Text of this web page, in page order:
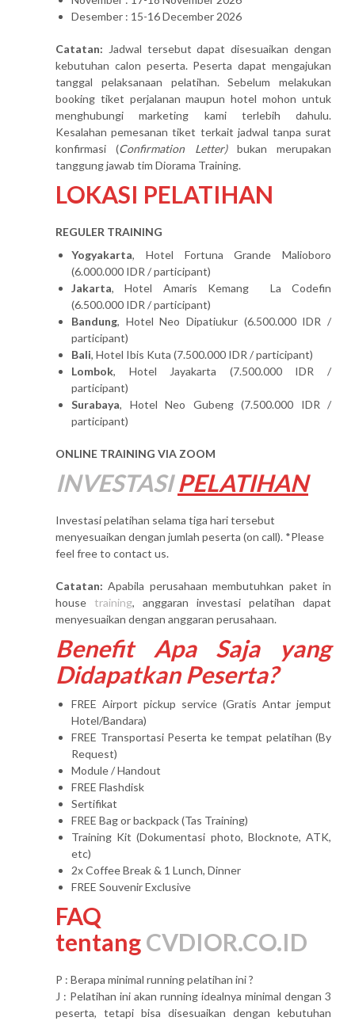
Desember : 15-16 December 2026
Catatan: Jadwal tersebut dapat disesuaikan dengan
kebutuhan calon peserta. Peserta dapat mengajukan
tanggal pelaksanaan pelatihan. Sebelum melakukan
booking tiket perjalanan maupun hotel mohon untuk
menghubungi marketing kami terlebih dahulu.
Kesalahan pemesanan tiket terkait jadwal tanpa surat
konfirmasi (Confirmation Letter)bukan merupakan
tanggung jawab tim Diorama Training.
LOKASI PELATIHAN
REGULER TRAINING
Yogyakarta, Hotel Fortuna Grande Malioboro
(6.000.000 IDR / participant)
Jakarta, Hotel Amaris Kemang La Codefin
(6.500.000 IDR / participant)
Bandung, Hotel Neo Dipatiukur (6.500.000 IDR /
participant)
Bali, Hotel Ibis Kuta (7.500.000 IDR / participant)
Lombok, Hotel Jayakarta (7.500.000 IDR /
participant)
Surabaya, Hotel Neo Gubeng (7.500.000 IDR /
participant)
ONLINE TRAINING VIA ZOOM
INVESTASI PELATIHAN
Investasi pelatihan selama tiga hari tersebut
menyesuaikan dengan jumlah peserta (on call). *Please
feel free to contact us.
Catatan: Apabila perusahaan membutuhkan paket in
house training, anggaran investasi pelatihan dapat
menyesuaikan dengan anggaran perusahaan.
Benefit Apa Saja yang
Didapatkan Peserta?
FREE Airport pickup service (Gratis Antar jemput
Hotel/Bandara)
FREE Transportasi Peserta ke tempat pelatihan (By
Request)
Module / Handout
FREE Flashdisk
Sertifikat
FREE Bag or backpack (Tas Training)
Training Kit (Dokumentasi photo, Blocknote, ATK,
etc)
2x Coffee Break & 1 Lunch, Dinner
FREE Souvenir Exclusive
FAQ
tentangCVDIOR.CO.ID
P : Berapa minimal running pelatihan ini ?
J : Pelatihan ini akan running idealnya minimal dengan 3
peserta, tetapi bisa disesuaikan dengan kebutuhan